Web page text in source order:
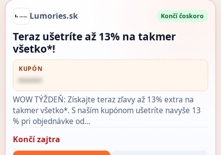
Lumories.sk Končí čoskoro
Teraz ušetríte až 13% na takmer
všetko*!
KUPÓN
••••••
WOW TÝŽDEŇ: Získajte teraz zľavy až 13% extra na
takmer všetko*. S naším kupónom ušetríte navyše 13
% pri objednávke od…
Končí zajtra